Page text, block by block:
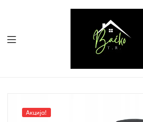
Menu
Акција!